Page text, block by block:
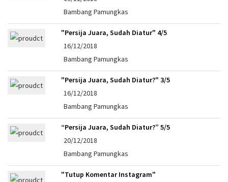
Bambang Pamungkas
"Persija Juara, Sudah Diatur" 4/5
16/12/2018
Bambang Pamungkas
"Persija Juara, Sudah Diatur?" 3/5
16/12/2018
Bambang Pamungkas
“Persija Juara, Sudah Diatur?” 5/5
20/12/2018
Bambang Pamungkas
"Tutup Komentar Instagram"